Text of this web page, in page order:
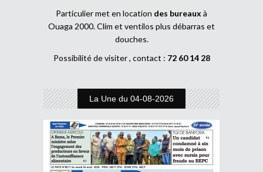
Particulier met en location des bureaux à
Ouaga 2000. Clim et ventilos plus débarras et
douches.
Possibilité de visiter , contact : 72 60 14 28
La Une du 04-08-2026